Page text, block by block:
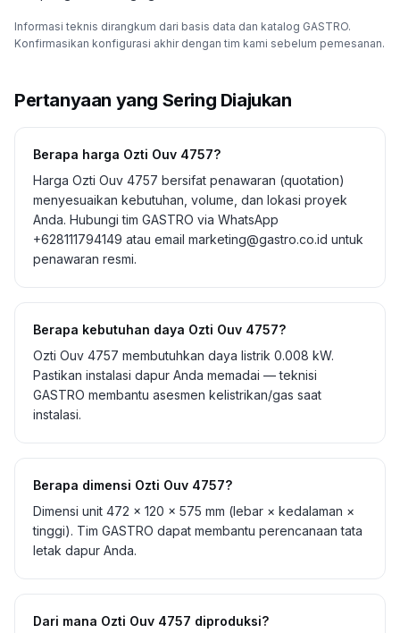
Informasi teknis dirangkum dari basis data dan katalog GASTRO.
Konfirmasikan konfigurasi akhir dengan tim kami sebelum pemesanan.
Pertanyaan yang Sering Diajukan
Berapa harga Ozti Ouv 4757?
Harga Ozti Ouv 4757 bersifat penawaran (quotation)
menyesuaikan kebutuhan, volume, dan lokasi proyek
Anda. Hubungi tim GASTRO via WhatsApp
+628111794149 atau email marketing@gastro.co.id untuk
penawaran resmi.
Berapa kebutuhan daya Ozti Ouv 4757?
Ozti Ouv 4757 membutuhkan daya listrik 0.008 kW.
Pastikan instalasi dapur Anda memadai — teknisi
GASTRO membantu asesmen kelistrikan/gas saat
instalasi.
Berapa dimensi Ozti Ouv 4757?
Dimensi unit 472 × 120 × 575 mm (lebar × kedalaman ×
tinggi). Tim GASTRO dapat membantu perencanaan tata
letak dapur Anda.
Dari mana Ozti Ouv 4757 diproduksi?